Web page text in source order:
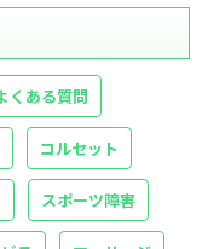
くある質問
コルセット
スポーツ障害